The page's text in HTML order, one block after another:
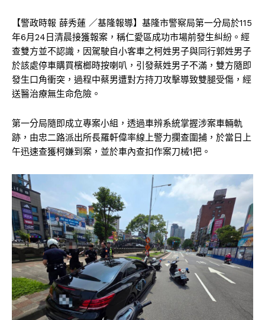
【警政時報 薛秀蓮 ／基隆報導】基隆市警察局第一分局於115
年6月24日清晨接獲報案，稱仁愛區成功市場前發生糾紛。經
查雙方並不認識，因駕駛自小客車之柯姓男子與同行郭姓男子
於該處停車購買檳榔時按喇叭，引發蔡姓男子不滿，雙方隨即
發生口角衝突，過程中蔡男遭對方持刀攻擊導致雙腿受傷，經
送醫治療無生命危險。
第一分局隨即成立專案小組，透過車辨系統掌握涉案車輛軌
跡，由忠二路派出所長羅軒偉率線上警力攔查圍捕，於當日上
午迅速查獲柯嫌到案，並於車內查扣作案刀械1把。